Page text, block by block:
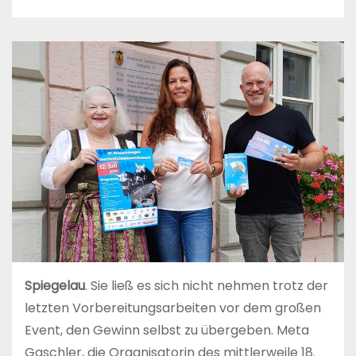
Spiegelau. Sie ließ es sich nicht nehmen trotz der
letzten Vorbereitungsarbeiten vor dem großen
Event, den Gewinn selbst zu übergeben. Meta